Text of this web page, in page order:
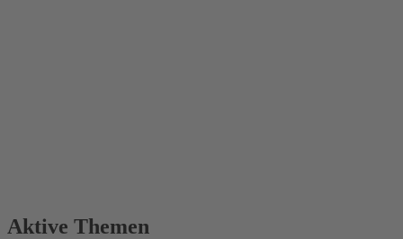
Aktive Themen